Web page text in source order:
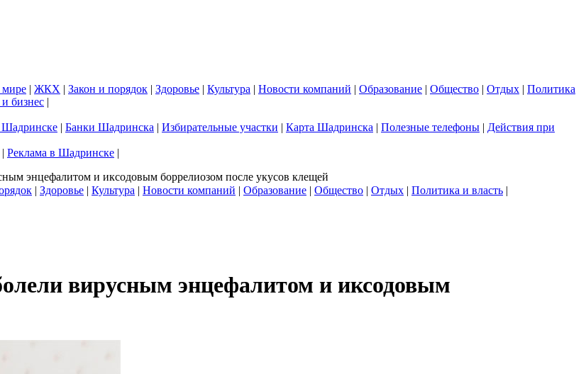
мире | ЖКХ | Закон и порядок | Здоровье | Культура | Новости компаний | Образование | Общество | Отдых | Политика
бизнес |
Шадринске | Банки Шадринска | Избирательные участки | Карта Шадринска | Полезные телефоны | Действия при
| Реклама в Шадринске |
энцефалитом и иксодовым боррелиозом после укусов клещей
| Здоровье | Культура | Новости компаний | Образование | Общество | Отдых | Политика и власть |
вирусным энцефалитом и иксодовым